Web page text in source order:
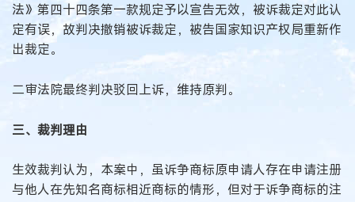
法》第四十四条第一款规定予以宣告无效，被诉裁定对此认
定有误，故判决撤销被诉裁定，被告国家知识产权局重新作
出裁定。
二审法院最终判决驳回上诉，维持原判。
三、裁判理由
生效裁判认为，本案中，虽诉争商标原申请人存在申请注册
与他人在先知名商标相近商标的情形，但对于诉争商标的注